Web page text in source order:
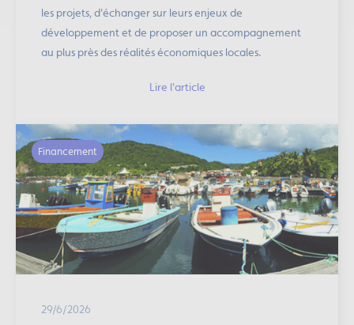
les projets, d'échanger sur leurs enjeux de
développement et de proposer un accompagnement
au plus près des réalités économiques locales.
Lire l'article
Financement
29/6/2026